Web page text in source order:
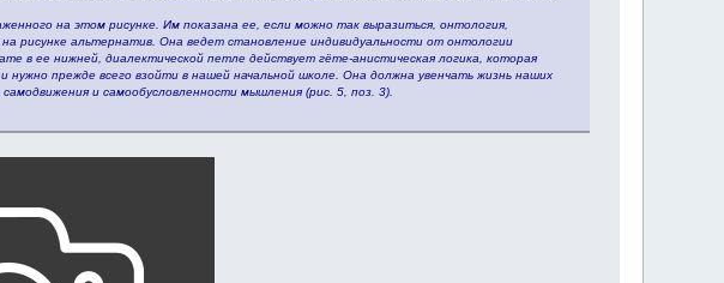
на этом рисунке. Им показана ее, если можно так выразиться, онтология,
рисунке альтернатив. Она ведет становление индивидуальности от онтологии
в ее нижней, диалектической петле действует гёте-анистическая логика, которая
прежде всего взойти в нашей начальной школе. Она должна увенчать жизнь наших
и самообусловленности мышления (рис. 5, поз. 3).